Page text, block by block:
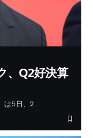
、Q2好決算
は5日、2…